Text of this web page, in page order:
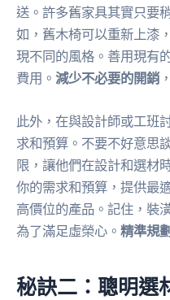
送。許多舊家具其實只要
如，舊木椅可以重新上漆
現不同的風格。善用現有
費用。 減少不必要的開銷
此外，在與設計師或工班
求和預算。不要不好意思
限，讓他們在設計和選材
你的需求和預算，提供最
高價位的產品。記住，裝
為了滿足虛榮心。 精準規劃
秘訣二：聰明選